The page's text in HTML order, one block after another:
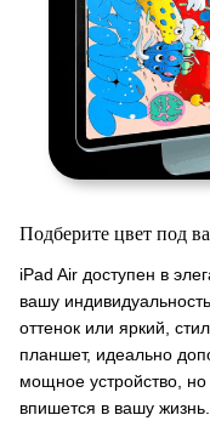
Подберите цвет под
iPad Air доступен в
вашу
оттенок или яркий,
планшет, идеально
мощное устройство,
впишется в вашу жизнь.